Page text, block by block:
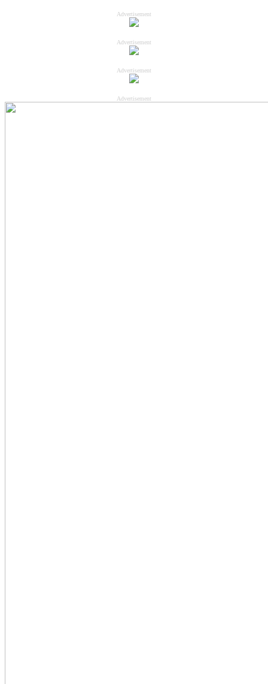
Advertisement
Advertisement
Advertisement
Advertisement